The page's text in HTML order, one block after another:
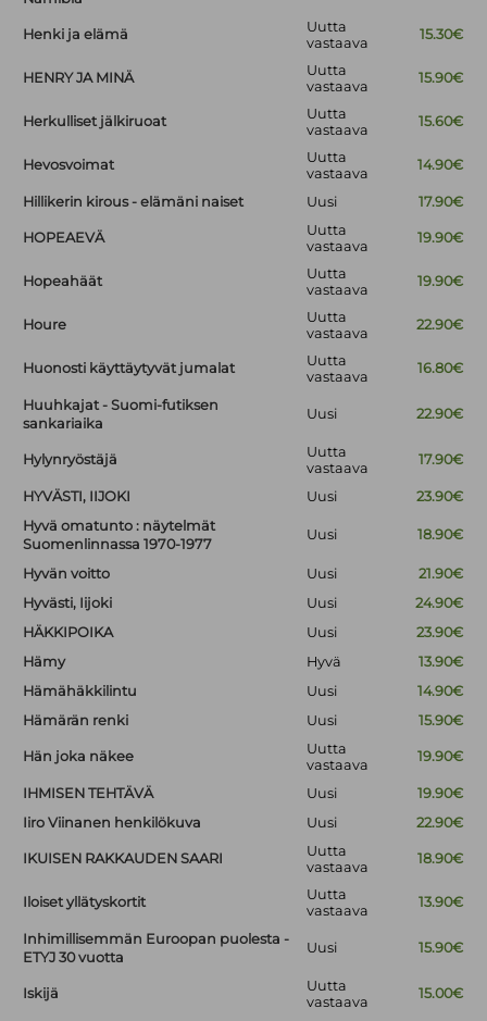
Henki ja elämä
Uutta
vastaava
15.30€
HENRY JA MINÄ
Uutta
vastaava
15.90€
Herkulliset jälkiruoat
Uutta
vastaava
15.60€
Hevosvoimat
Uutta
vastaava
14.90€
Hillikerin kirous - elämäni naiset Uusi 17.90€
HOPEAEVÄ
Uutta
vastaava
19.90€
Hopeahäät
Uutta
vastaava
19.90€
Houre
Uutta
vastaava
22.90€
Huonosti käyttäytyvät jumalat
Uutta
vastaava
16.80€
Huuhkajat - Suomi-futiksen
sankariaika
Uusi 22.90€
Hylynryöstäjä
Uutta
vastaava
17.90€
HYVÄSTI, IIJOKI Uusi
23.90€
Hyvä omatunto : näytelmät
Suomenlinnassa 1970-1977
Uusi 18.90€
Hyvän voitto Uusi
21.90€
Hyvästi, Iijoki
Uusi
24.90€
HÄKKIPOIKA
Uusi
23.90€
Hämy
Hyvä
13.90€
Hämähäkkilintu
Uusi
14.90€
Hämärän renki
Uusi 15.90€
Hän joka näkee
Uutta
vastaava
19.90€
IHMISEN TEHTÄVÄ Uusi
19.90€
Iiro Viinanen henkilökuva
Uusi 22.90€
IKUISEN RAKKAUDEN SAARI
Uutta
vastaava
18.90€
Iloiset yllätyskortit
Uutta
vastaava
13.90€
Inhimillisemmän Euroopan puolesta -
ETYJ 30 vuotta
Uusi 15.90€
Iskijä
Uutta
vastaava
15.00€